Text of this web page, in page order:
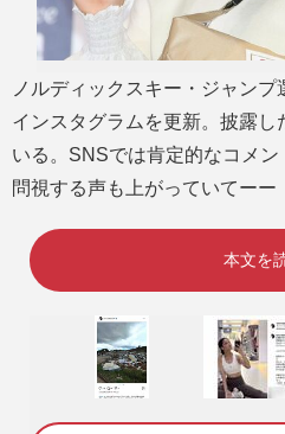
ノルディックスキー・ジャン
インスタグラムを更新。披露し
いる。SNSでは肯定的なコメ
問視する声も上がっていてーー
本文を